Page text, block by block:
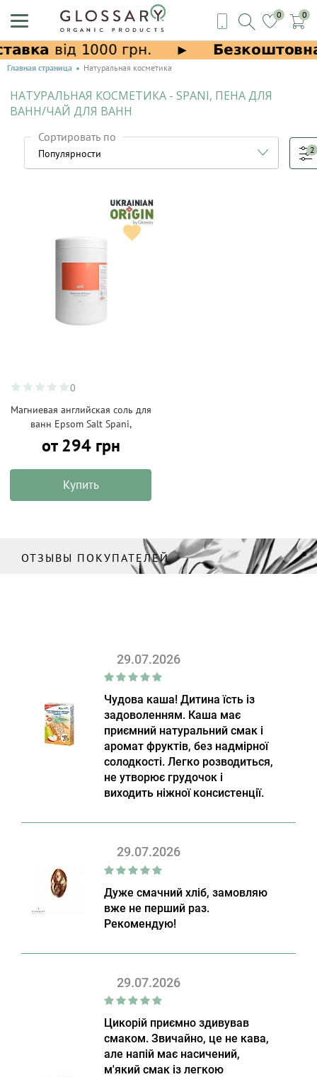
0 0
Главная страница Натуральная косметика
НАТУРАЛЬНАЯ КОСМЕТИКА - SPANI, ПЕНА ДЛЯ
ВАНН/ЧАЙ ДЛЯ ВАНН
Сортировать по
2
0
Магниевая английская соль для
ванн Epsom Salt Spani,
от 294 грн
Купить
ОТЗЫВЫ ПОКУПАТЕЛЕЙ
29.07.2026
Чудова каша! Дитина їсть із
задоволенням. Каша має
приємний натуральний смак і
аромат фруктів, без надмірної
солодкості. Легко розводиться,
не утворює грудочок і
виходить ніжної консистенції.
29.07.2026
Дуже смачний хліб, замовляю
вже не перший раз.
Рекомендую!
29.07.2026
Цикорій приємно здивував
смаком. Звичайно, це не кава,
але напій має насичений,
м'який смак із легкою